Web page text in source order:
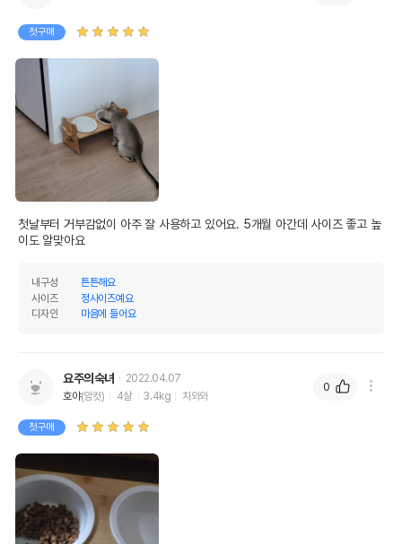
첫구매
첫날부터 거부감없이 아주 잘 사용하고 있어요. 5개월 아간데 사이즈 좋고 높
이도 알맞아요
내구성
튼튼해요
사이즈
정사이즈예요
디자인
마음에 들어요
요주의숙녀
2022.04.07
호야(암컷) 4살 3.4kg 치와와
첫구매
0